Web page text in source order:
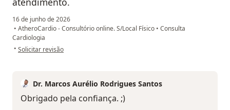
16 de junho de 2026
• AtheroCardio - Consultório online. S/Local Físico • Consulta
Cardiologia
• na opinião do utilizador M.P
Solicitar revisão
Dr. Marcos Aurélio Rodrigues Santos
Obrigado pela confiança. ;)